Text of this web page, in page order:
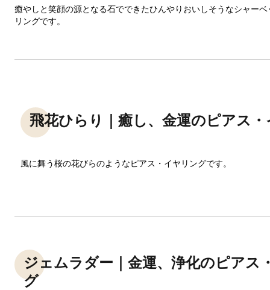
癒やしと笑顔の源となる石でできたひんやりおいしそうなシャー
リングです。
飛花ひらり｜癒し、金運のピアス
風に舞う桜の花びらのようなピアス・イヤリングです。
ジェムラダー｜金運、浄化のピアス
グ